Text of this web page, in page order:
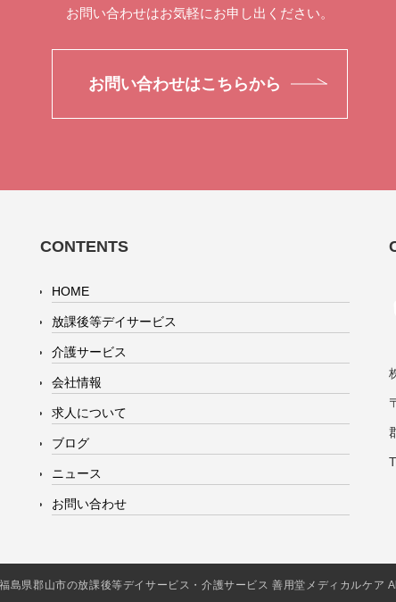
お問い合わせはお気軽にお申し出ください。
お問い合わせはこちらから
CONTENTS
HOME
放課後等デイサービス
介護サービス
会社情報
求人について
ブログ
ニュース
お問い合わせ
島県郡山市の放課後等デイサービス・介護サービス 善用堂メディカルケア